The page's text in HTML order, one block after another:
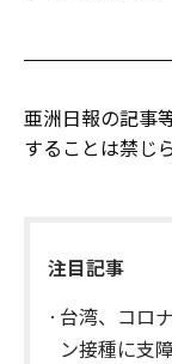
亜洲日報の記事
することは禁じ
注目記事
台湾、コロ
ン接種に支